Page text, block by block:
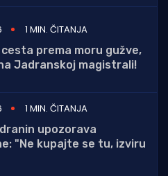
1 MIN. ČITANJA
cesta prema moru gužve,
Jadranskoj magistrali!
1 MIN. ČITANJA
upozorava
"Ne kupajte se tu, izviru